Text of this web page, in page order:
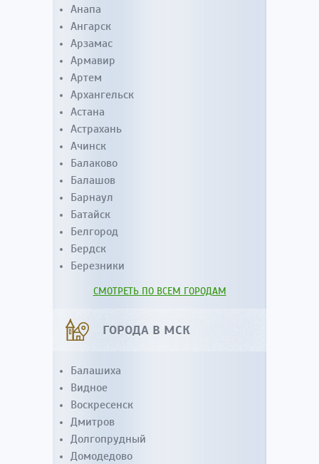
Анапа
Ангарск
Арзамас
Армавир
Артем
Архангельск
Астана
Астрахань
Ачинск
Балаково
Балашов
Барнаул
Батайск
Белгород
Бердск
Березники
СМОТРЕТЬ ПО ВСЕМ ГОРОДАМ
ГОРОДА В МСК
Балашиха
Видное
Воскресенск
Дмитров
Долгопрудный
Домодедово